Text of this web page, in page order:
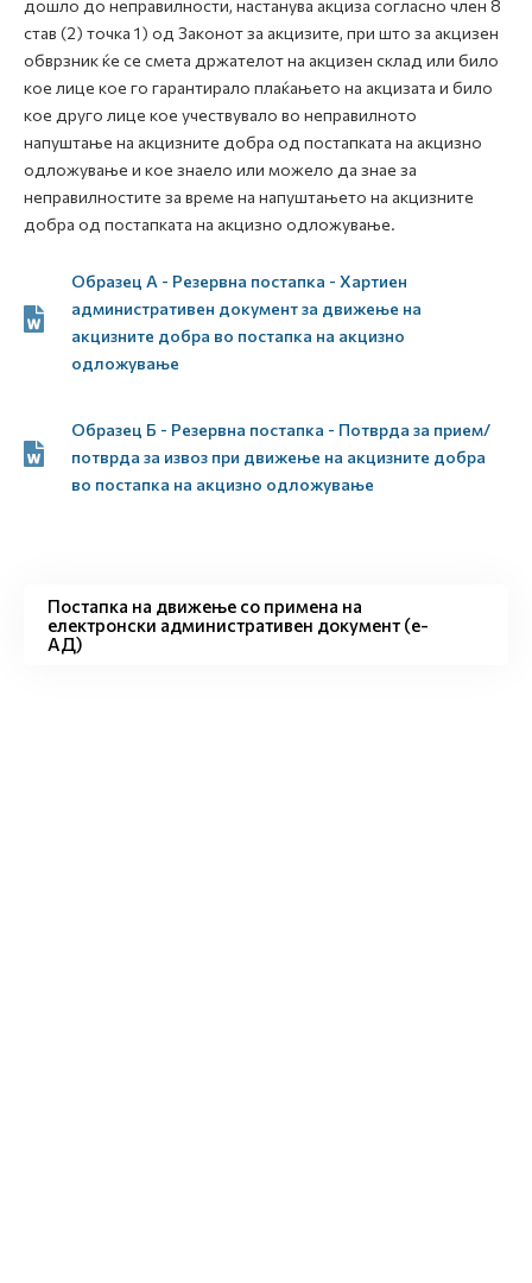
дошло до неправилности, настанува акциза согласно член 8
став (2) точка 1) од Законот за акцизите, при што за акцизен
обврзник ќе се смета држателот на акцизен склад или било
кое лице кое го гарантирало плаќањето на акцизата и било
кое друго лице кое учествувало во неправилното
напуштање на акцизните добра од постапката на акцизно
одложување и кое знаело или можело да знае за
неправилностите за време на напуштањето на акцизните
добра од постапката на акцизно одложување.
Образец А - Резервна постапка - Хартиен
административен документ за движење на
акцизните добра во постапка на акцизно
одложување
Образец Б - Резервна постапка - Потврда за прием/
потврда за извоз при движење на акцизните добра
во постапка на акцизно одложување
Постапка на движење со примена на
електронски административен документ (е-
АД)